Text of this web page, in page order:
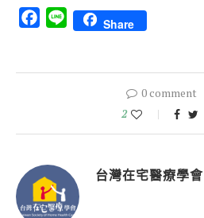
Facebook
Line Share
0 comment
2
台灣在宅醫療學會